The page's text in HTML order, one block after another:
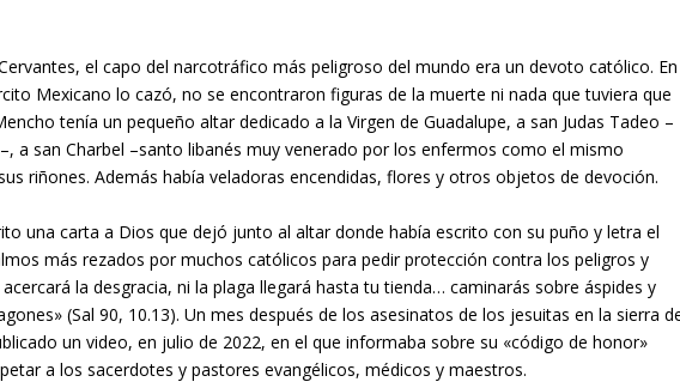
el capo del narcotráfico más peligroso del mundo era un devoto católico. En
Mexicano lo cazó, no se encontraron figuras de la muerte ni nada que tuviera que
tenía un pequeño altar dedicado a la Virgen de Guadalupe, a san Judas Tadeo –
a san Charbel –santo libanés muy venerado por los enfermos como el mismo
riñones. Además había veladoras encendidas, flores y otros objetos de devoción.
una carta a Dios que dejó junto al altar donde había escrito con su puño y letra el
más rezados por muchos católicos para pedir protección contra los peligros y
la desgracia, ni la plaga llegará hasta tu tienda… caminarás sobre áspides y
(Sal 90, 10.13). Un mes después de los asesinatos de los jesuitas en la sierra
un video, en julio de 2022, en el que informaba sobre su «código de honor»
a los sacerdotes y pastores evangélicos, médicos y maestros.